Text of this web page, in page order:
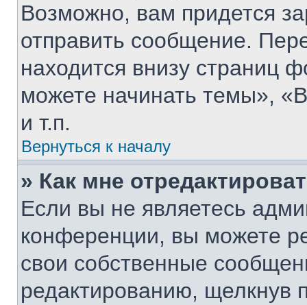
Возможно, вам придется
отправить сообщение.
находится внизу
можете начинать темы»,
и т.п.
Вернуться к началу
» Как мне
Если вы не являетесь
конференции, вы можете
свои собственные
редактированию, щелкнув